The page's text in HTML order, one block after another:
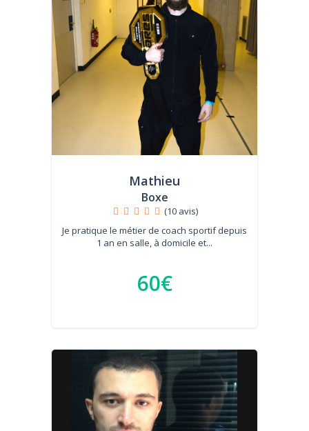
Mathieu
Boxe
(10 avis)
Je pratique le métier de coach sportif depuis
1 an en salle, à domicile et...
60€